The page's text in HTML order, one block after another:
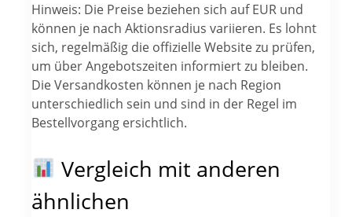
Hinweis: Die Preise beziehen sich auf EUR und
können je nach Aktionsradius variieren. Es lohnt
sich, regelmäßig die offizielle Website zu prüfen,
um über Angebotszeiten informiert zu bleiben.
Die Versandkosten können je nach Region
unterschiedlich sein und sind in der Regel im
Bestellvorgang ersichtlich.
Vergleich mit anderen
ähnlichen